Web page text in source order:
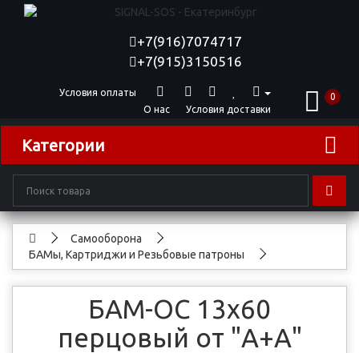
+7(916)7074717
+7(915)3150516
Условия оплаты
Условия доставки
О нас
0
Категории
Самооборона
БАМы, Картриджи и Резьбовые патроны
БАМ-ОС 13x60
перцовый от "А+А"